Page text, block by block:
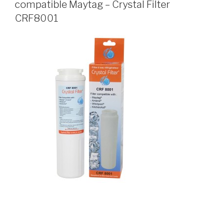
compatible Maytag – Crystal Filter
CRF8001